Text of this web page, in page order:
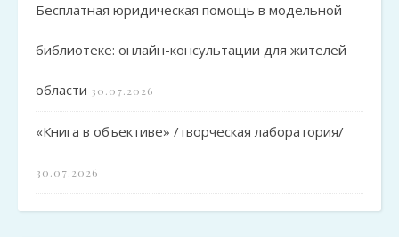
Бесплатная юридическая помощь в модельной
библиотеке: онлайн-консультации для жителей
области 30.07.2026
«Книга в объективе» /творческая лаборатория/
30.07.2026